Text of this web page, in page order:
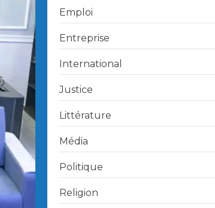
Emploi
Entreprise
International
Justice
Littérature
Média
Politique
Religion